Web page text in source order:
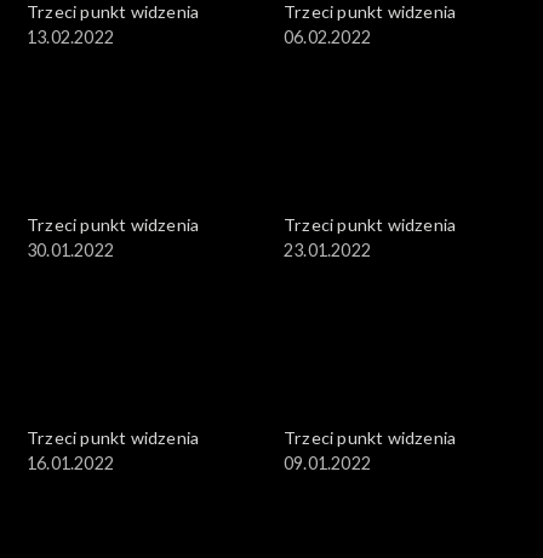
Trzeci punkt widzenia
13.02.2022
Trzeci punkt widzenia
06.02.2022
Trzeci punkt widzenia
30.01.2022
Trzeci punkt widzenia
23.01.2022
Trzeci punkt widzenia
16.01.2022
Trzeci punkt widzenia
09.01.2022